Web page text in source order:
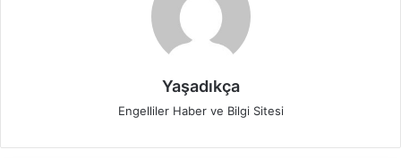
Yaşadıkça
Engelliler Haber ve Bilgi Sitesi